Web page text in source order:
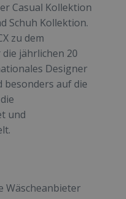
Casual Kollektion
Schuh Kollektion.
zu dem
jährlichen 20
Designer
besonders auf die
und
Wäscheanbieter